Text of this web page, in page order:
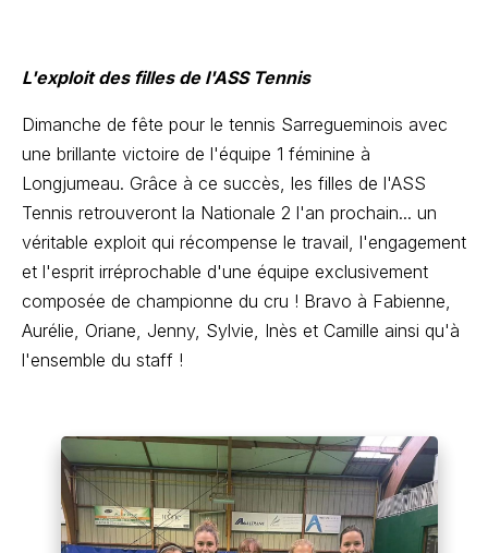
L'exploit des filles de l'ASS Tennis
Dimanche de fête pour le tennis Sarregueminois avec
une brillante victoire de l'équipe 1 féminine à
Longjumeau. Grâce à ce succès, les filles de l'ASS
Tennis retrouveront la Nationale 2 l'an prochain... un
véritable exploit qui récompense le travail, l'engagement
et l'esprit irréprochable d'une équipe exclusivement
composée de championne du cru ! Bravo à Fabienne,
Aurélie, Oriane, Jenny, Sylvie, Inès et Camille ainsi qu'à
l'ensemble du staff !